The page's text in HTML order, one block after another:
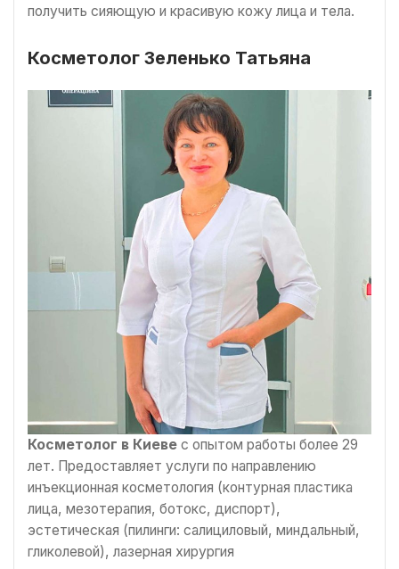
получить сияющую и красивую кожу лица и тела.
Косметолог Зеленько Татьяна
Косметолог в Киеве с опытом работы более 29
лет. Предоставляет услуги по направлению
инъекционная косметология (контурная пластика
лица, мезотерапия, ботокс, диспорт),
эстетическая (пилинги: салициловый, миндальный,
гликолевой), лазерная хирургия